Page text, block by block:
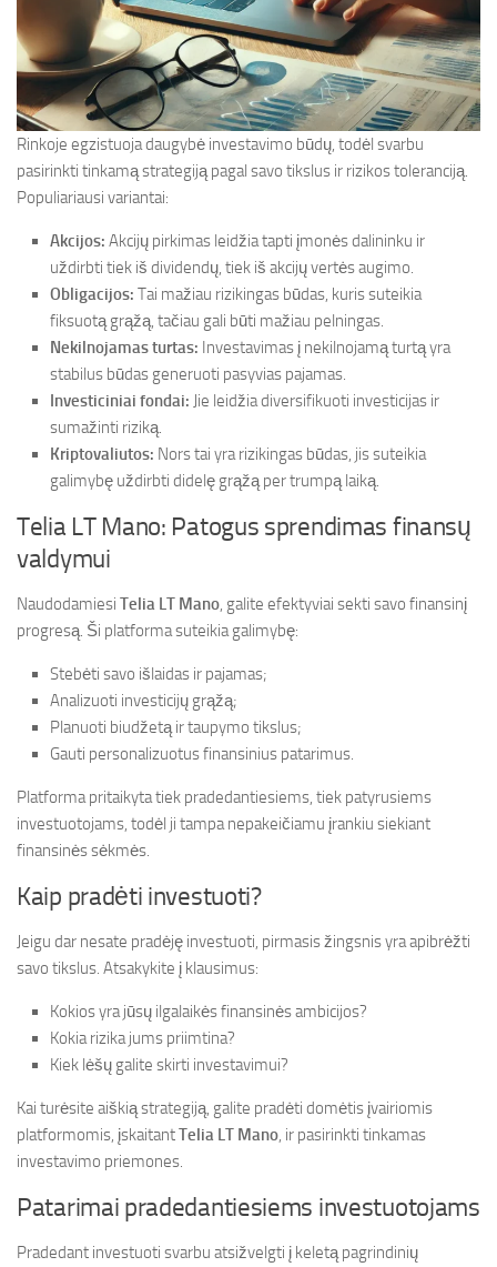
Rinkoje egzistuoja daugybė investavimo būdų, todėl svarbu
pasirinkti tinkamą strategiją pagal savo tikslus ir rizikos toleranciją.
Populiariausi variantai:
Akcijos: Akcijų pirkimas leidžia tapti įmonės dalininku ir
uždirbti tiek iš dividendų, tiek iš akcijų vertės augimo.
Obligacijos: Tai mažiau rizikingas būdas, kuris suteikia
fiksuotą grąžą, tačiau gali būti mažiau pelningas.
Nekilnojamas turtas: Investavimas į nekilnojamą turtą yra
stabilus būdas generuoti pasyvias pajamas.
Investiciniai fondai: Jie leidžia diversifikuoti investicijas ir
sumažinti riziką.
Kriptovaliutos: Nors tai yra rizikingas būdas, jis suteikia
galimybę uždirbti didelę grąžą per trumpą laiką.
Telia LT Mano: Patogus sprendimas finansų
valdymui
Naudodamiesi Telia LT Mano, galite efektyviai sekti savo finansinį
progresą. Ši platforma suteikia galimybę:
Stebėti savo išlaidas ir pajamas;
Analizuoti investicijų grąžą;
Planuoti biudžetą ir taupymo tikslus;
Gauti personalizuotus finansinius patarimus.
Platforma pritaikyta tiek pradedantiesiems, tiek patyrusiems
investuotojams, todėl ji tampa nepakeičiamu įrankiu siekiant
finansinės sėkmės.
Kaip pradėti investuoti?
Jeigu dar nesate pradėję investuoti, pirmasis žingsnis yra apibrėžti
savo tikslus. Atsakykite į klausimus:
Kokios yra jūsų ilgalaikės finansinės ambicijos?
Kokia rizika jums priimtina?
Kiek lėšų galite skirti investavimui?
Kai turėsite aiškią strategiją, galite pradėti domėtis įvairiomis
platformomis, įskaitantTelia LT Mano, ir pasirinkti tinkamas
investavimo priemones.
Patarimai pradedantiesiems investuotojams
Pradedant investuoti svarbu atsižvelgti į keletą pagrindinių